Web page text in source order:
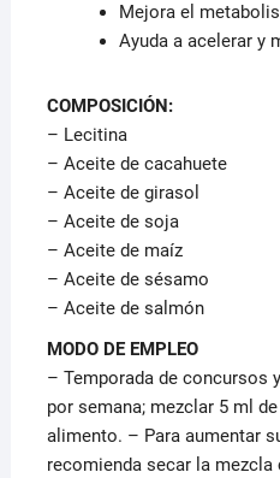
Mejora el
Ayuda a acelerar y
COMPOSICIÓN:
– Lecitina
– Aceite de cacahuete
– Aceite de girasol
– Aceite de soja
– Aceite de maíz
– Aceite de sésamo
– Aceite de salmón
MODO DE EMPLEO
– Temporada de concursos
por semana; mezclar 5 ml
alimento. – Para aumentar
recomienda secar la mezcla